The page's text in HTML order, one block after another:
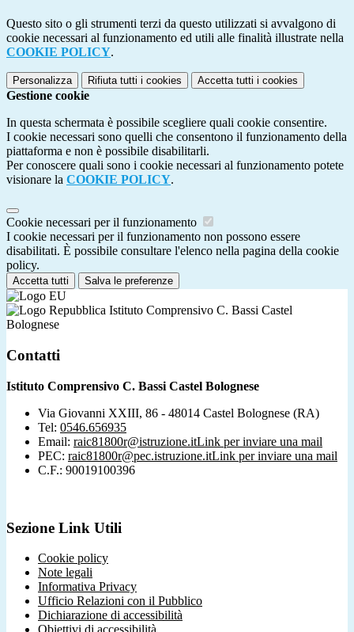
Questo sito o gli strumenti terzi da questo utilizzati si avvalgono di
cookie necessari al funzionamento ed utili alle finalità illustrate nella
COOKIE POLICY.
Personalizza Rifiuta tutti i cookies Accetta tutti i cookies
Gestione cookie
In questa schermata è possibile scegliere quali cookie consentire.
I cookie necessari sono quelli che consentono il funzionamento della
piattaforma e non è possibile disabilitarli.
Per conoscere quali sono i cookie necessari al funzionamento potete
visionare la COOKIE POLICY.
Cookie necessari per il funzionamento
I cookie necessari per il funzionamento non possono essere
disabilitati. È possibile consultare l'elenco nella pagina della cookie
policy.
Accetta tutti Salva le preferenze
Istituto Comprensivo C. Bassi Castel
Bolognese
Contatti
Istituto Comprensivo C. Bassi Castel Bolognese
Via Giovanni XXIII, 86 - 48014 Castel Bolognese (RA)
Tel: 0546.656935
Email: raic81800r@istruzione.itLink per inviare una mail
PEC: raic81800r@pec.istruzione.itLink per inviare una mail
C.F.: 90019100396
Sezione Link Utili
Cookie policy
Note legali
Informativa Privacy
Ufficio Relazioni con il Pubblico
Dichiarazione di accessibilità